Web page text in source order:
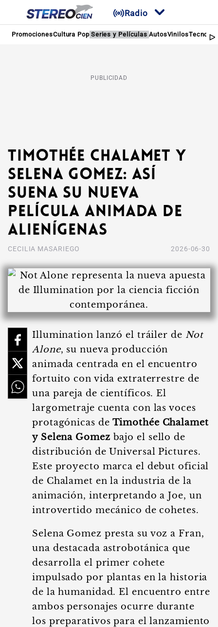
Radio
PromocionesCultura Pop Series y Películas AutosVinilos
PUBLICIDAD
Timothée Chalamet y
Selena Gomez: Así
suena su nueva
película animada de
alienígenas
CECILIA MASARIEGO 2026-06-30
Illumination lanzó el tráiler de Not
Alone, su nueva producción
animada centrada en el encuentro
fortuito con vida extraterrestre de
una pareja de científicos. El
largometraje cuenta con las voces
protagónicas deTimothée Chalamet
y Selena Gomez bajo el sello de
distribución de Universal Pictures.
Este proyecto marca el debut oficial
de Chalamet en la industria de la
animación, interpretando a Joe, un
introvertido mecánico de cohetes.
Selena Gomez presta su voz a Fran,
una destacada astrobotánica que
desarrolla el primer cohete
impulsado por plantas en la historia
de la humanidad. El encuentro entre
ambos personajes ocurre durante
los preparativos para el lanzamiento